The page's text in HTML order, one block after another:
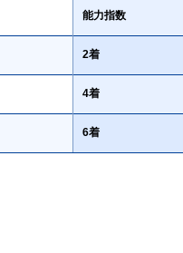
能力指数
2着
4着
6着